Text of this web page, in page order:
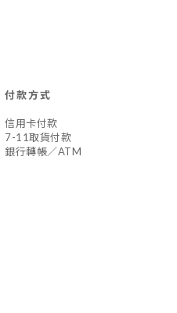
付款方式
信用卡付款
7-11取貨付款
銀行轉帳／ATM